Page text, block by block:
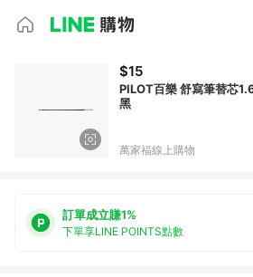
$15
PILOT百樂 舒寫筆替芯
黑
萬家福線上購物
訂單成立賺1%
下單享LINE POINTS點數